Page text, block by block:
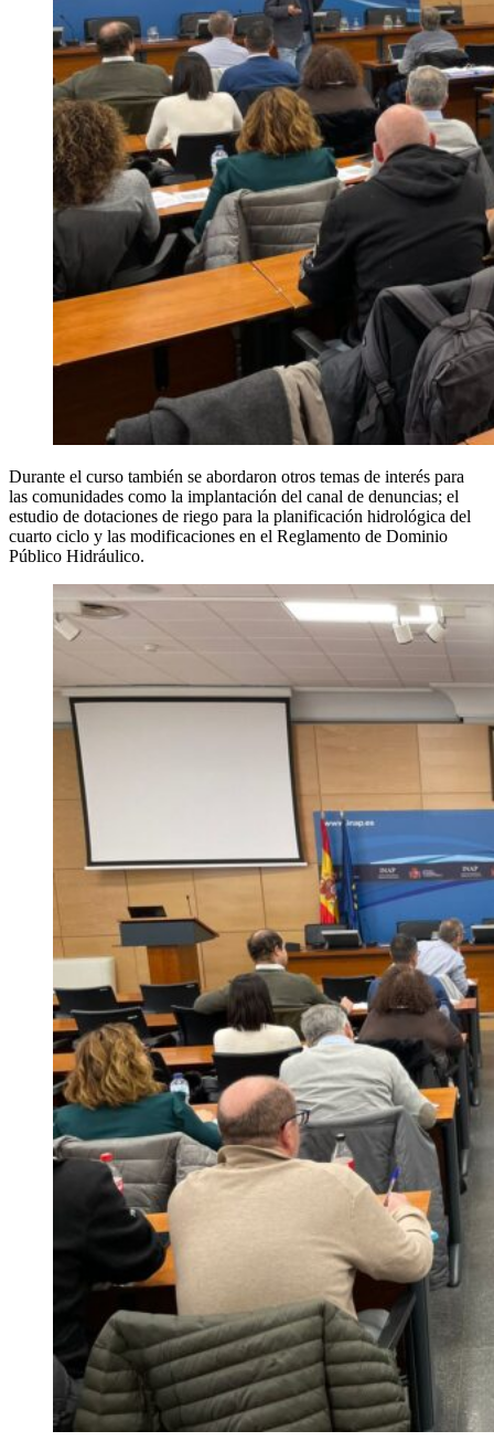
Durante el curso también se abordaron otros temas de interés para
las comunidades como la implantación del canal de denuncias; el
estudio de dotaciones de riego para la planificación hidrológica del
cuarto ciclo y las modificaciones en el Reglamento de Dominio
Público Hidráulico.